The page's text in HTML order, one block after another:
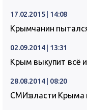
17.02.2015 | 14:08
Крымчанин
02.09.2014 | 13:31
Крым выкупит всё
28.08.2014 | 08:20
СМИ:власти Крыма